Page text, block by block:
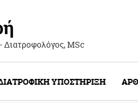
Διατροφολόγος, ΜSc
ΥΠΟΣΤΗΡΙΞΗ